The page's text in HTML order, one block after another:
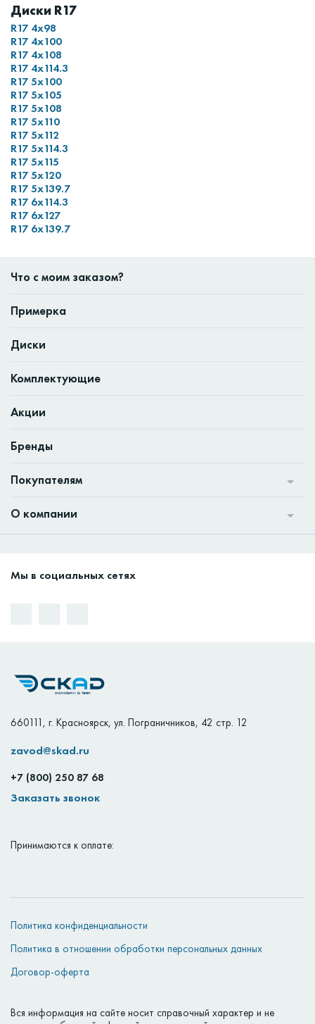
Диски R17
R17 4x98
R17 4x100
R17 4x108
R17 4x114.3
R17 5x100
R17 5x105
R17 5x108
R17 5x110
R17 5x112
R17 5x114.3
R17 5x115
R17 5x120
R17 5x139.7
R17 6x114.3
R17 6x127
R17 6x139.7
660111 , г. Красноярск, ул. Пограничников, 42 стр. 12
zavod@skad.ru
+7 (800) 250 87 68
Заказать звонок
Что с моим заказом?
Примерка
Диски
Комплектующие
Акции
Бренды
Покупателям
О компании
Мы в социальных сетях
Принимаются к оплате:
Политика конфиденциальности
Политика в отношении обработки персональных данных
Договор-оферта
Вся информация на сайте носит справочный характер и не